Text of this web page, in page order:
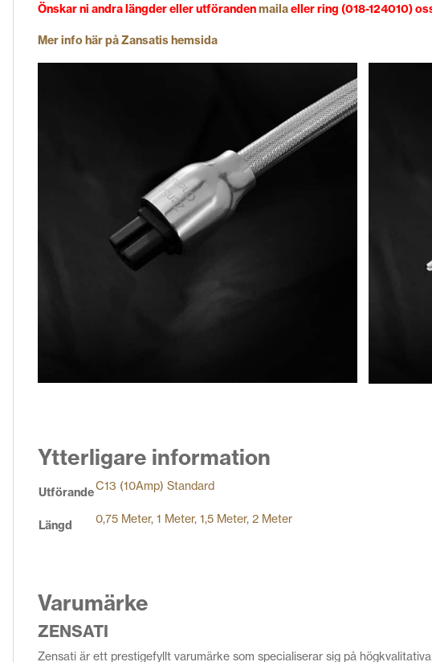
Önskar ni andra längder eller utförandenmailaeller ring (018-124010)
Mer info här på Zansatis hemsida
Ytterligare information
UtförandeC13 (10Amp) Standard
Längd 0,75 Meter, 1 Meter, 1,5 Meter, 2 Meter
Varumärke
ZENSATI
Zensati är ett prestigefyllt varumärke som specialiserar sig på